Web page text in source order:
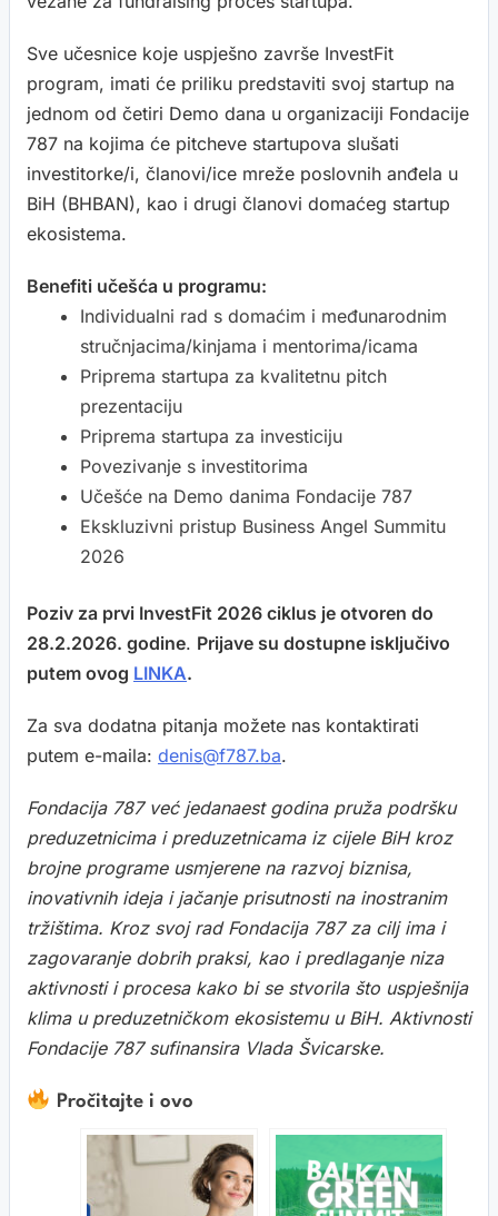
Sve učesnice koje uspješno završe InvestFit
program, imati će priliku predstaviti svoj startup na
jednom od četiri Demo dana u organizaciji Fondacije
787 na kojima će pitcheve startupova slušati
investitorke/i, članovi/ice mreže poslovnih anđela u
BiH (BHBAN), kao i drugi članovi domaćeg startup
ekosistema.
Benefiti učešća u programu:
Individualni rad s domaćim i međunarodnim
stručnjacima/kinjama i mentorima/icama
Priprema startupa za kvalitetnu pitch
prezentaciju
Priprema startupa za investiciju
Povezivanje s investitorima
Učešće na Demo danima Fondacije 787
Ekskluzivni pristup Business Angel Summitu
2026
Poziv za prvi InvestFit 2026 ciklus je otvoren do
28.2.2026. godine. Prijave su dostupne isključivo
putem ovog LINKA.
Za sva dodatna pitanja možete nas kontaktirati
putem e-maila: denis@f787.ba.
Fondacija 787 već jedanaest godina pruža podršku
preduzetnicima i preduzetnicama iz cijele BiH kroz
brojne programe usmjerene na razvoj biznisa,
inovativnih ideja i jačanje prisutnosti na inostranim
tržištima. Kroz svoj rad Fondacija 787 za cilj ima i
zagovaranje dobrih praksi, kao i predlaganje niza
aktivnosti i procesa kako bi se stvorila što uspješnija
klima u preduzetničkom ekosistemu u BiH. Aktivnosti
Fondacije 787 sufinansira Vlada Švicarske.
Pročitajte i ovo